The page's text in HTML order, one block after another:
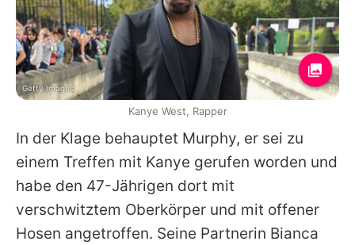
In der Klage behauptet Murphy, er sei zu
einem Treffen mit Kanye gerufen worden und
habe den 47-Jährigen dort mit
verschwitztem Oberkörper und mit offener
Hosen angetroffen. Seine Partnerin Bianca
Getty Images
Kanye West, Rapper